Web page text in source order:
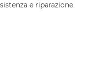
e riparazione